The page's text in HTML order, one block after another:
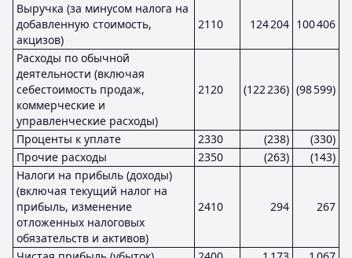
Выручка (за минусом налога на
добавленную стоимость,
акцизов)
2110 124 204 100 406
Расходы по обычной
деятельности (включая
себестоимость продаж,
коммерческие и
управленческие расходы)
2120 (122 236) (98 599)
Проценты к уплате 2330 (238)
(330)
Прочие расходы
2350 (263)
(143)
Налоги на прибыль (доходы)
(включая текущий налог на
прибыль, изменение
отложенных налоговых
обязательств и активов)
2410 294 267